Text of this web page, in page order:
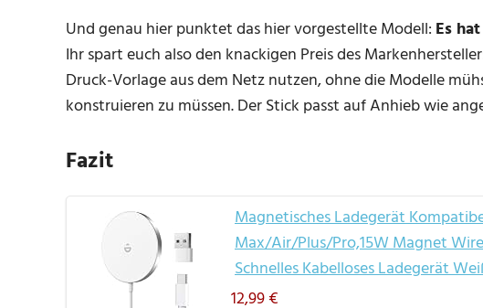
Und genau hier punktet das hier vorgestellte Modell: Es
Ihr spart euch also den knackigen Preis des
Druck-Vorlage aus dem Netz nutzen, ohne die Modelle
konstruieren zu müssen. Der Stick passt auf Anhieb wie
Fazit
Magnetisches Ladegerät
Max/Air/Plus/Pro,15W Magnet
Schnelles Kabelloses Ladegerät
12,99 €